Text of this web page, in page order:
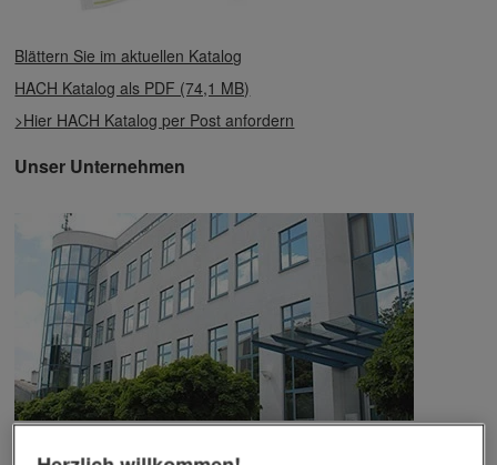
Blättern Sie im aktuellen Katalog
HACH Katalog als PDF (74,1 MB)
>Hier HACH Katalog per Post anfordern
Unser Unternehmen
Das Unternehmen verfügt über jahrzehntelange Erfahrung im